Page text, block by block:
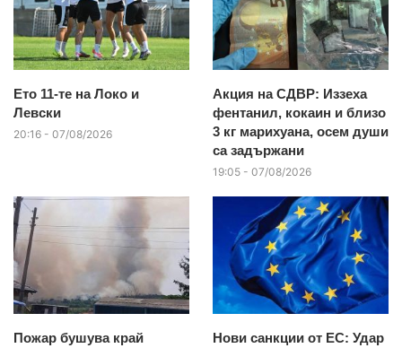
Ето 11-те на Локо и
Левски
20:16 - 07/08/2026
Акция на СДВР: Иззеха
фентанил, кокаин и близо
3 кг марихуана, осем души
са задържани
19:05 - 07/08/2026
Пожар бушува край
Нови санкции от ЕС: Удар